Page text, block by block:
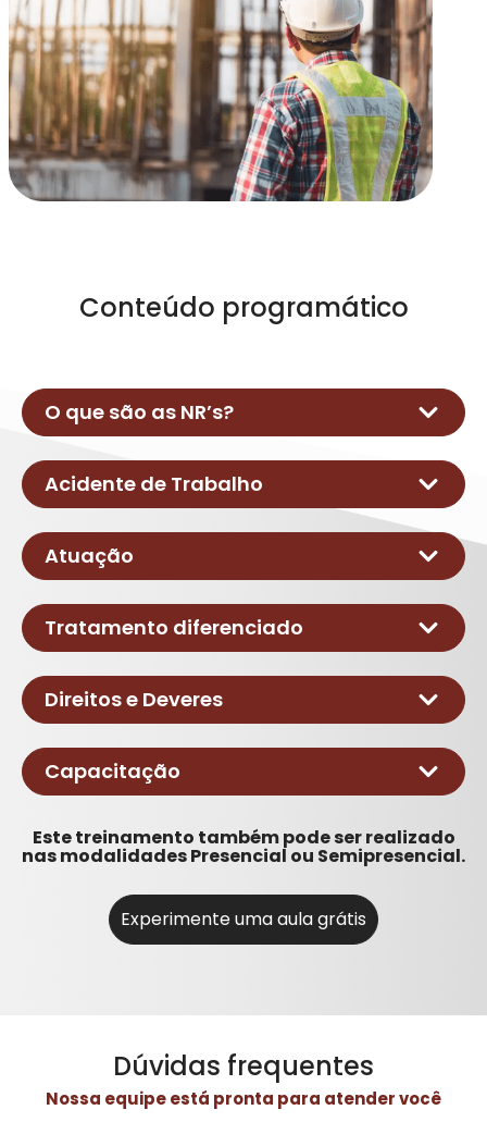
Conteúdo programático
O que são as NR’s?
A quem se destina
Obrigatoriedade
Consequências
Acidente de Trabalho
Conceito
Tipos
Causas
Efeitos
Prevenção de Acidentes
Atuação
Atuação
SIT
Tratamento diferenciado
Condições
Direitos e Deveres
Responsabilidades do Empregador
Capacitação
Informatização documental
Penalidades
Responsabilidades do Empregado
Penalidades
Este treinamento também pode ser realizado
nas modalidades Presencial ou Semipresencial.
Experimente uma aula grátis
Dúvidas frequentes
Nossa equipe está pronta para atender você